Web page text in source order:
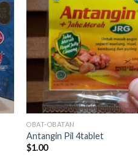
OBAT-OBATAN
Antangin Pil 4tablet
$1.00